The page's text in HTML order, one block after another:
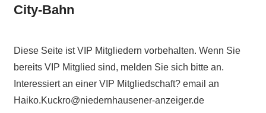
City-Bahn
Diese Seite ist VIP Mitgliedern vorbehalten. Wenn Sie
bereits VIP Mitglied sind, melden Sie sich bitte an.
Interessiert an einer VIP Mitgliedschaft? email an
Haiko.Kuckro@niedernhausener-anzeiger.de